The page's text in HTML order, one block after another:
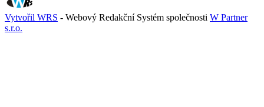
Vytvořil WRS - Webový Redakční Systém společnosti W Partner
s.r.o.